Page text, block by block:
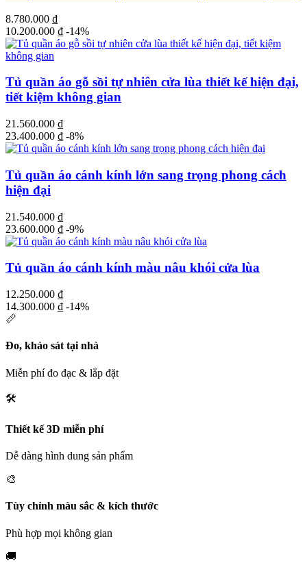
8.780.000 ₫
10.200.000 ₫ -14%
Tủ quần áo gỗ sồi tự nhiên cửa lùa thiết kế hiện đại,
tiết kiệm không gian
21.560.000 ₫
23.400.000 ₫ -8%
Tủ quần áo cánh kính lớn sang trọng phong cách
hiện đại
21.540.000 ₫
23.600.000 ₫ -9%
Tủ quần áo cánh kính màu nâu khói cửa lùa
12.250.000 ₫
14.300.000 ₫ -14%
📏
Đo, khảo sát tại nhà
Miễn phí đo đạc & lắp đặt
🛠️
Thiết kế 3D miễn phí
Dễ dàng hình dung sản phẩm
🎨
Tùy chỉnh màu sắc & kích thước
Phù hợp mọi không gian
🚚